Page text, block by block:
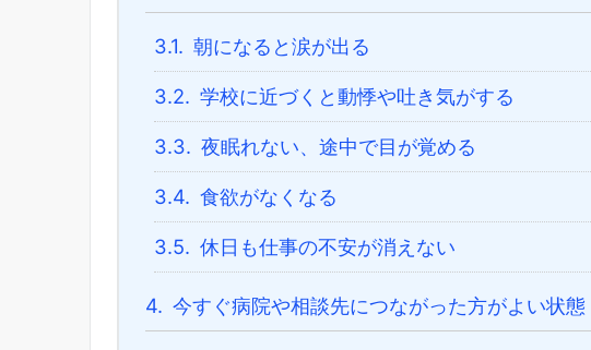
3.1. 朝になると涙が出る
3.2. 学校に近づくと動悸や吐き気がする
3.3. 夜眠れない、途中で目が覚める
3.4. 食欲がなくなる
3.5. 休日も仕事の不安が消えない
4. 今すぐ病院や相談先につながった方がよい状態